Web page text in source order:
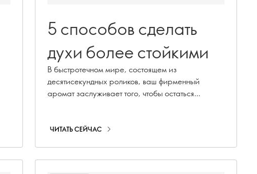
5 способов сделать
духи более стойкими
В быстротечном мире, состоящем из
десятисекундных роликов, ваш фирменный
аромат заслуживает того, чтобы остаться
аромата. Но не волнуйтесь, ведь мы раскрываем
ЧИТАТЬ СЕЙЧАС